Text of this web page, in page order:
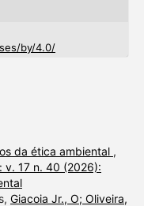
by/4.0/
da ética ambiental ,
v. 17 n. 40 (2026):
Giacoia Jr., O; Oliveira,